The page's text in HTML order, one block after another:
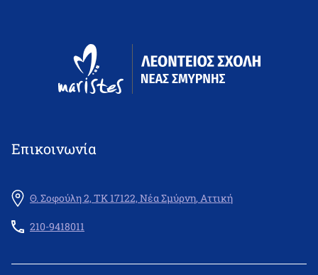
Επικοινωνία
Θ. Σοφούλη 2, ΤΚ 17122, Νέα Σμύρνη, Αττική
210-9418011